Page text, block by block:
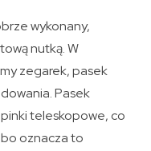
wykonany,
nutką. W
zegarek, pasek
Pasek
teleskopowe, co
oznacza to